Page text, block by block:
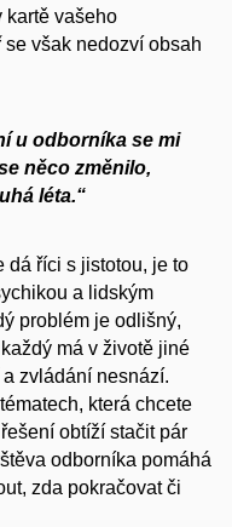
kartě vašeho
však nedozví obsah
u odborníka se mi
něco změnilo,
léta.“
dá říci s jistotou, je to
a lidským
problém je odlišný,
má v životě jiné
zvládání nesnází.
která chcete
obtíží stačit pár
odborníka pomáhá
zda pokračovat či